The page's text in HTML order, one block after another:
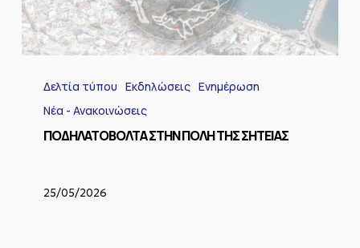
ΣΤΗΝ
ΠΟΛΗ
ΤΗΣ
ΣΗΤΕΙΑΣ
Δελτία τύπου Εκδηλώσεις Ενημέρωση
Νέα - Ανακοινώσεις
ΠΟΔΗΛΑΤΟΒΟΛΤΑ ΣΤΗΝ ΠΟΛΗ ΤΗΣ ΣΗΤΕΙΑΣ
25/05/2026